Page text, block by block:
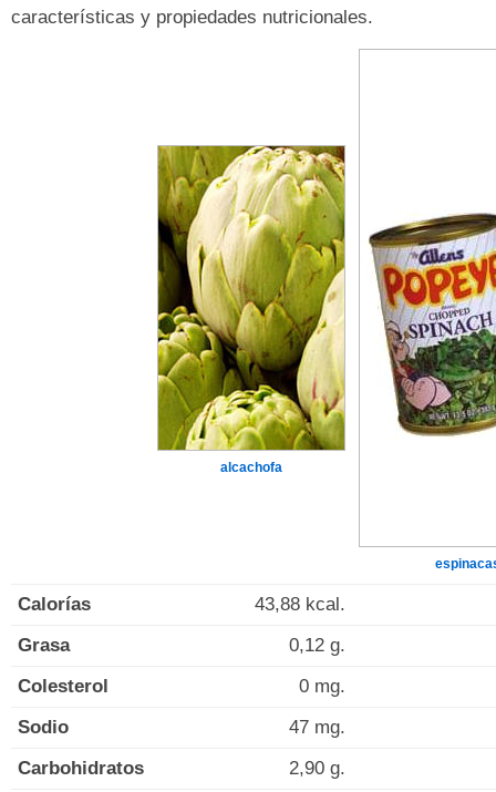
características y propiedades nutricionales.
alcachofa
Calorías
43,88 kcal.
Grasa
0,12 g.
Colesterol
0 mg.
Sodio
47 mg.
Carbohidratos
2,90 g.